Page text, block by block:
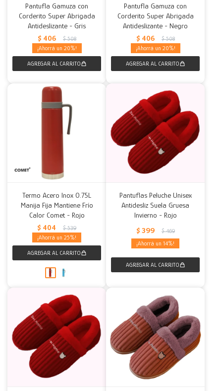
Pantufla Gamuza con
Corderito Super Abrigada
Antideslizante - Gris
$ 406 $ 508
20
Pantufla Gamuza con
Corderito Super Abrigada
Antideslizante - Negro
$ 406 $ 508
20
Termo Acero Inox 0.75L
Manija Fija Mantiene Frío
Calor Comet - Rojo
$ 404 $ 539
25
Pantuflas Peluche Unisex
Antidesliz Suela Gruesa
Invierno - Rojo
$ 399 $ 469
14